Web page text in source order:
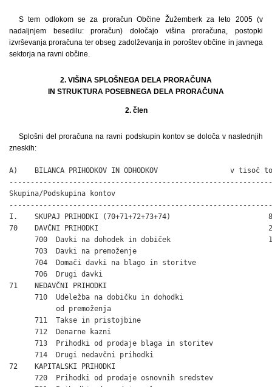
S tem odlokom se za proračun Občine Žužemberk za leto 2005 (v
nadaljnjem besedilu: proračun) določajo višina proračuna, postopki
izvrševanja proračuna ter obseg zadolževanja in poroštev občine in javnega
sektorja na ravni občine.
2. VIŠINA SPLOŠNEGA DELA PRORAČUNA
IN STRUKTURA POSEBNEGA DELA PRORAČUNA
2. člen
Splošni del proračuna na ravni podskupin kontov se določa v naslednjih
zneskih:
A)    BILANCA PRIHODKOV IN ODHODKOV                 v tisoč
Skupina/Podskupina kontov
I.    SKUPAJ PRIHODKI (70+71+72+73+74)
70    DAVČNI PRIHODKI
700  Davki na dohodek in dobiček
703  Davki na premoženje
704  Domači davki na blago in storitve
706  Drugi davki
71    NEDAVČNI PRIHODKI
      710  Udeležba na dobičku in dohodki
od premoženja
711  Takse in pristojbine
712  Denarne kazni
713  Prihodki od prodaje blaga in storitev
714  Drugi nedavčni prihodki
72    KAPITALSKI PRIHODKI
720  Prihodki od prodaje osnovnih sredstev